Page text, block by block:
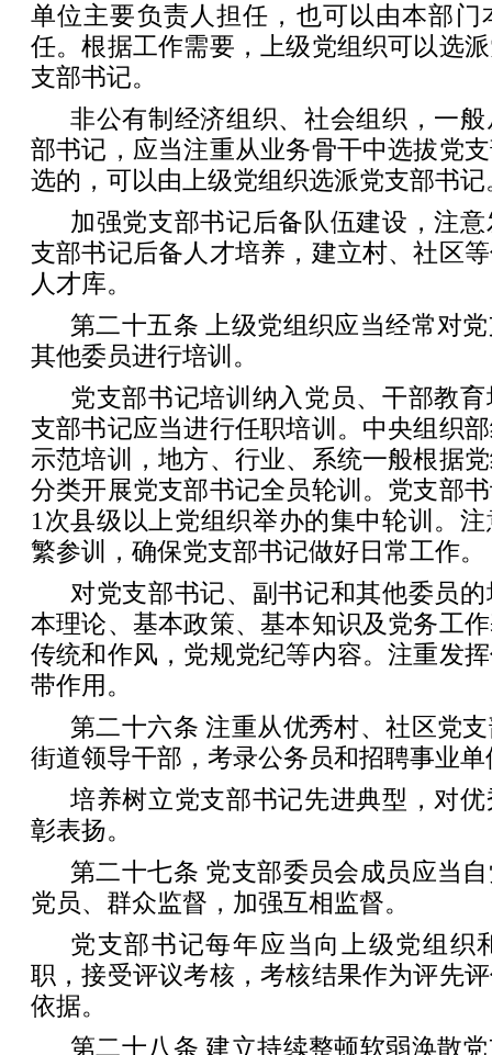
单位主要负责人担任，也可以由本部门
任。根据工作需要，上级党组织可以选
支部书记。
非公有制经济组织、社会组织，一
部书记，应当注重从业务骨干中选拔党
选的，可以由上级党组织选派党支部书记
加强党支部书记后备队伍建设，注
支部书记后备人才培养，建立村、社区
人才库。
第二十五条 上级党组织应当经常对
其他委员进行培训。
党支部书记培训纳入党员、干部教
支部书记应当进行任职培训。中央组织
示范培训，地方、行业、系统一般根据
分类开展党支部书记全员轮训。党支部
1次县级以上党组织举办的集中轮训。
繁参训，确保党支部书记做好日常工作。
对党支部书记、副书记和其他委员
本理论、基本政策、基本知识及党务工
传统和作风，党规党纪等内容。注重发
带作用。
第二十六条 注重从优秀村、社区党
街道领导干部，考录公务员和招聘事业
培养树立党支部书记先进典型，对
彰表扬。
第二十七条 党支部委员会成员应当
党员、群众监督，加强互相监督。
党支部书记每年应当向上级党组织
职，接受评议考核，考核结果作为评先
依据。
第二十八条 建立持续整顿软弱涣散